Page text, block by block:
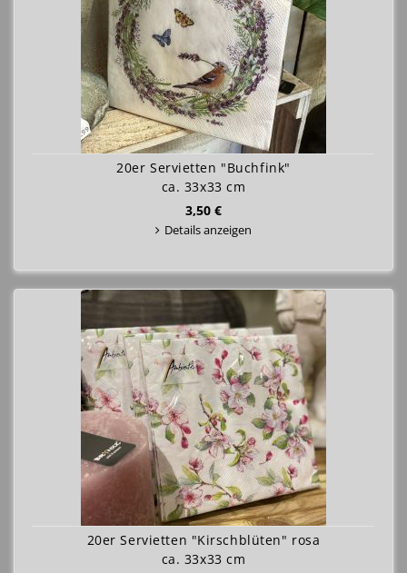
20er Servietten "Buchfink"
ca. 33x33 cm
3,50 €
Details anzeigen
20er Servietten "Kirschblüten" rosa
ca. 33x33 cm